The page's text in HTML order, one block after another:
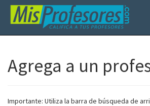
Agrega a un
Importante: Utiliza la barra de búsqueda de